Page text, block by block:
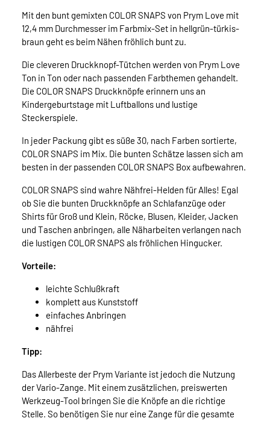
Mit den bunt gemixten COLOR SNAPS von Prym Love mit
12,4 mm Durchmesser im Farbmix-Set in hellgrün-türkis-
braun geht es beim Nähen fröhlich bunt zu.
Die cleveren Druckknopf-Tütchen werden von Prym Love
Ton in Ton oder nach passenden Farbthemen gehandelt.
Die COLOR SNAPS Druckknöpfe erinnern uns an
Kindergeburtstage mit Luftballons und lustige
Steckerspiele.
In jeder Packung gibt es süße 30, nach Farben sortierte,
COLOR SNAPS im Mix. Die bunten Schätze lassen sich am
besten in der passenden COLOR SNAPS Box aufbewahren.
COLOR SNAPS sind wahre Nähfrei-Helden für Alles! Egal
ob Sie die bunten Druckknöpfe an Schlafanzüge oder
Shirts für Groß und Klein, Röcke, Blusen, Kleider, Jacken
und Taschen anbringen, alle Näharbeiten verlangen nach
die lustigen COLOR SNAPS als fröhlichen Hingucker.
Vorteile:
leichte Schlußkraft
komplett aus Kunststoff
einfaches Anbringen
nähfrei
Tipp:
Das Allerbeste der Prym Variante ist jedoch die Nutzung
der Vario-Zange. Mit einem zusätzlichen, preiswerten
Werkzeug-Tool bringen Sie die Knöpfe an die richtige
Stelle. So benötigen Sie nur eine Zange für die gesamte